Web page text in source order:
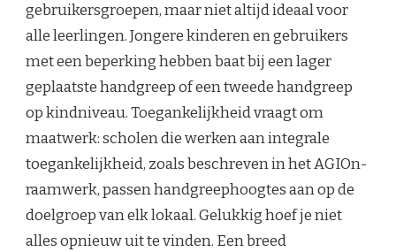
gebruikersgroepen, maar niet altijd ideaal voor
alle leerlingen. Jongere kinderen en gebruikers
met een beperking hebben baat bij een lager
geplaatste handgreep of een tweede handgreep
op kindniveau. Toegankelijkheid vraagt om
maatwerk: scholen die werken aan integrale
toegankelijkheid, zoals beschreven in het AGIOn-
raamwerk, passen handgreephoogtes aan op de
doelgroep van elk lokaal. Gelukkig hoef je niet
alles opnieuw uit te vinden. Een breed